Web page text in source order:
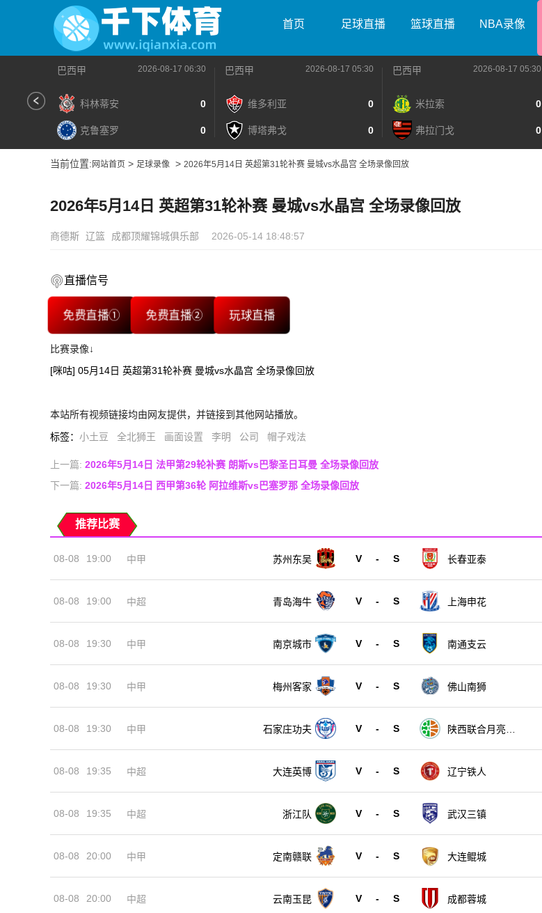
首页 足球直播 篮球直播 NBA录像
巴西甲 2026-08-17 06:30
科林蒂安 0
克鲁塞罗 0
巴西甲 2026-08-17 05:30
维多利亚 0
博塔弗戈 0
巴西甲 2026-08-17 05:30
米拉索 0
弗拉门戈 0
当前位置: 网站首页 > 足球录像 > 2026年5月14日 英超第31轮补赛 曼城vs水晶宫 全场录像回放
2026年5月14日 英超第31轮补赛 曼城vs水晶宫 全场录像回放
商德斯 辽篮 成都顶耀锦城俱乐部 2026-05-14 18:48:57
直播信号
免费直播① 免费直播② 玩球直播
比赛录像↓
[咪咕] 05月14日 英超第31轮补赛 曼城vs水晶宫 全场录像回放
本站所有视频链接均由网友提供，并链接到其他网站播放。
标签： 小土豆 全北狮王 画面设置 李明 公司 帽子戏法
上一篇: 2026年5月14日 法甲第29轮补赛 朗斯vs巴黎圣日耳曼 全场录像回放
下一篇: 2026年5月14日 西甲第36轮 阿拉维斯vs巴塞罗那 全场录像回放
推荐比赛
08-08 19:00 中甲 苏州东吴 V - S 长春亚泰
08-08 19:00 中超 青岛海牛 V - S 上海申花
08-08 19:30 中甲 南京城市 V - S 南通支云
08-08 19:30 中甲 梅州客家 V - S 佛山南狮
08-08 19:30 中甲 石家庄功夫 V - S
陕西联合月亮泊
08-08 19:35 中超 大连英博 V - S 辽宁铁人
08-08 19:35 中超 浙江队 V - S 武汉三镇
08-08 20:00 中甲 定南赣联 V - S 大连鲲城
08-08 20:00 中超 云南玉昆 V - S 成都蓉城